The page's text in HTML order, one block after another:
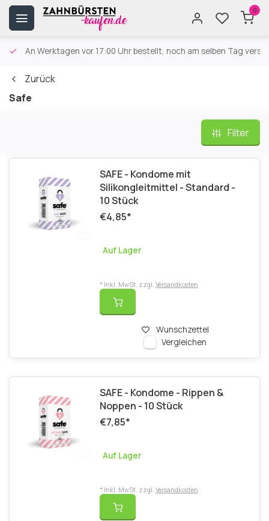
0
An Werktagen vor 17:00 Uhr bestellt, noch am selben Tag
Zurück
Safe
Filter
SAFE - Kondome mit
Silikongleitmittel - Standard -
10 Stück
€4,85*
Auf Lager
Wunschzettel
Vergleichen
* Inkl. MwSt. zzgl. Versandkosten
SAFE - Kondome - Rippen &
Noppen - 10 Stück
€7,85*
Auf Lager
* Inkl. MwSt. zzgl. Versandkosten